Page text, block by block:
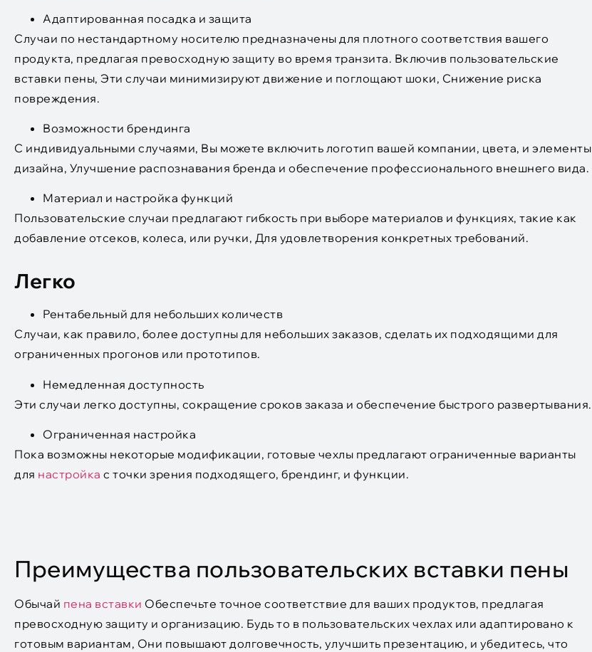
Адаптированная посадка и защита
Случаи по нестандартному носителю предназначены для плотного соответствия вашего
продукта, предлагая превосходную защиту во время транзита. Включив пользовательские
вставки пены, Эти случаи минимизируют движение и поглощают шоки, Снижение риска
повреждения.
Возможности брендинга
С индивидуальными случаями, Вы можете включить логотип вашей компании, цвета, и элементы
дизайна, Улучшение распознавания бренда и обеспечение профессионального внешнего вида.
Материал и настройка функций
Пользовательские случаи предлагают гибкость при выборе материалов и функциях, такие как
добавление отсеков, колеса, или ручки, Для удовлетворения конкретных требований.
Легко
Рентабельный для небольших количеств
Случаи, как правило, более доступны для небольших заказов, сделать их подходящими для
ограниченных прогонов или прототипов.
Немедленная доступность
Эти случаи легко доступны, сокращение сроков заказа и обеспечение быстрого развертывания.
Ограниченная настройка
Пока возможны некоторые модификации, готовые чехлы предлагают ограниченные варианты
для настройка с точки зрения подходящего, брендинг, и функции.
Преимущества пользовательских вставки пены
Обычай пена вставки Обеспечьте точное соответствие для ваших продуктов, предлагая
превосходную защиту и организацию. Будь то в пользовательских чехлах или адаптировано к
готовым вариантам, Они повышают долговечность, улучшить презентацию, и убедитесь, что